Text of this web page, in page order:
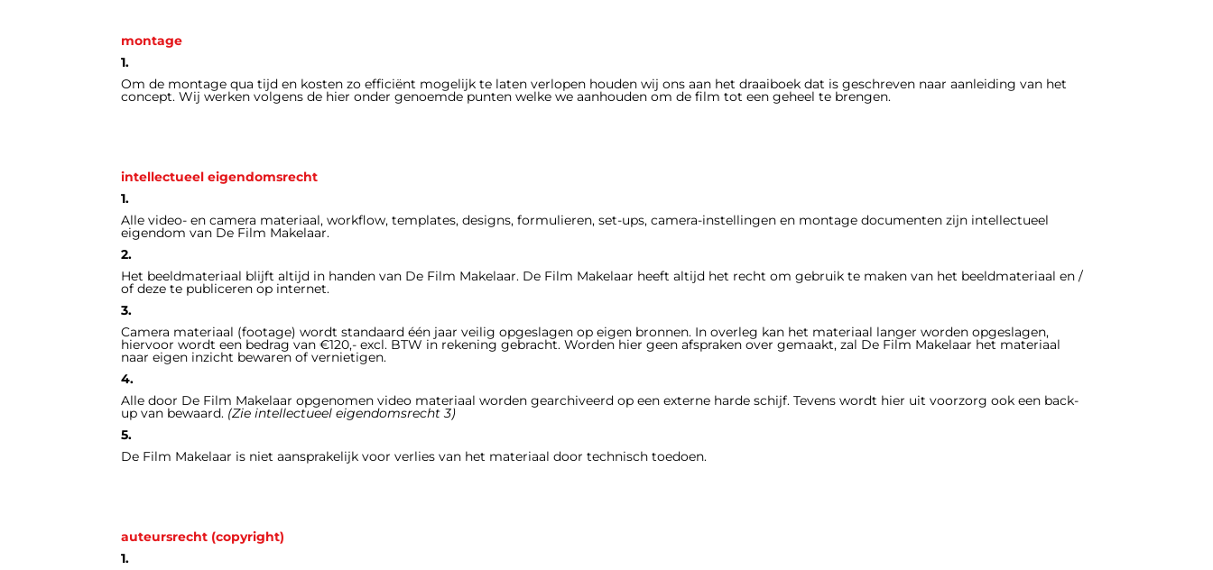
montage
1.
Om de montage qua tijd en kosten zo efficiënt mogelijk te laten verlopen houden wij ons aan het draaiboek dat is geschreven naar aanleiding van het
concept. Wij werken volgens de hier onder genoemde punten welke we aanhouden om de film tot een geheel te brengen.
intellectueel eigendomsrecht
1.
Alle video- en camera materiaal, workflow, templates, designs, formulieren, set-ups, camera-instellingen en montage documenten zijn intellectueel
eigendom van De Film Makelaar.
2.
Het beeldmateriaal blijftaltijd in handen van De Film Makelaar. De Film Makelaar heeftaltijd het recht om gebruik te maken van het beeldmateriaal en /
of deze te publiceren op internet.
3.
Camera materiaal (footage) wordt standaard één jaar veilig opgeslagen op eigen bronnen. In overleg kan het materiaal langer worden opgeslagen,
hiervoor wordt een bedrag van €120,- excl. BTW in rekening gebracht. Worden hier geen afspraken over gemaakt, zal De Film Makelaar het materiaal
naar eigen inzicht bewaren of vernietigen.
4.
Alle door De Film Makelaar opgenomen video materiaal worden gearchiveerd op een externe harde schijf. Tevens wordt hier uit voorzorg ook een back-
up van bewaard. (Zie intellectueel eigendomsrecht 3)
5.
De Film Makelaar is niet aansprakelijk voor verlies van het materiaal door technisch toedoen.
auteursrecht (copyright)
1.